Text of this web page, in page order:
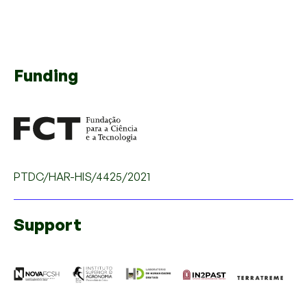
Funding
PTDC/HAR-HIS/4425/2021
Support